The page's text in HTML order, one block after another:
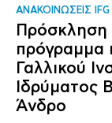
ΑΝΑΚΟΙΝΩΣΕΙΣ IFG
Πρόσκληση
πρόγραμμα
Γαλλικού
Ιδρύματος
Άνδρο